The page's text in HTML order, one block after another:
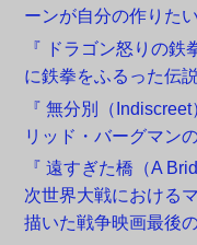
ーンが自分の作りた
『 ドラゴン怒りの
に鉄拳をふるった伝
『 無分別（
リッド・バーグマン
『 遠すぎた橋（A
次世界大戦における
描いた戦争映画最後